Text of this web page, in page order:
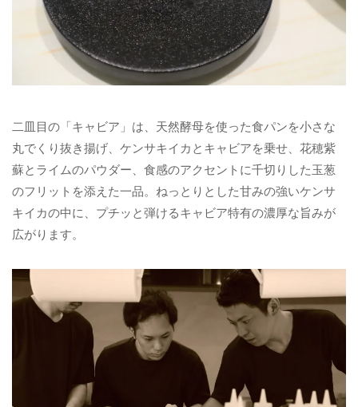
二皿目の「キャビア」は、天然酵母を使った食パンを小さな
丸でくり抜き揚げ、ケンサキイカとキャビアを乗せ、花穂紫
蘇とライムのパウダー、食感のアクセントに千切りした玉葱
のフリットを添えた一品。ねっとりとした甘みの強いケンサ
キイカの中に、プチッと弾けるキャビア特有の濃厚な旨みが
広がります。